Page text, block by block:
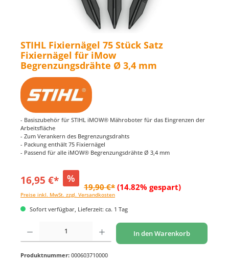
STIHL Fixiernägel 75 Stück Satz
Fixiernägel für iMow
Begrenzungsdrähte Ø 3,4 mm
- Basiszubehör für STIHL iMOW® Mähroboter für das Eingrenzen der
Arbeitsfläche
- Zum Verankern des Begrenzungsdrahts
- Packung enthält 75 Fixiernägel
- Passend für alle iMOW® Begrenzungsdrähte Ø 3,4 mm
16,95 €* %
19,90 €* (14.82% gespart)
Preise inkl. MwSt. zzgl. Versandkosten
Sofort verfügbar, Lieferzeit: ca. 1 Tag
Produkt Anzahl: Gib den gewünschten Wert ein oder benutze die Schaltflächen um
In den Warenkorb
Produktnummer: 000603710000